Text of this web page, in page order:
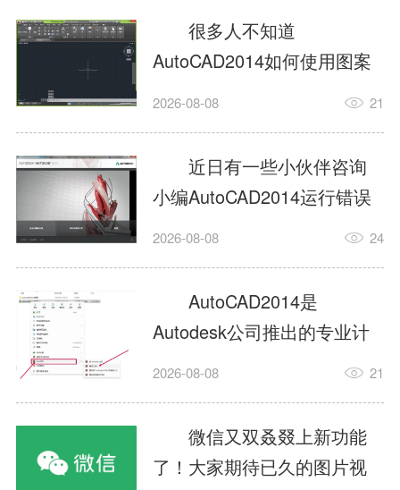
很多人不知道
AutoCAD2014如何使用图案
填充?今日为你们带来的文章
用图案填充的内容，还有不
清楚小伙伴和小编一起去学
习一下吧。1.打开
AutoCAD2014这款软件，进
入AutoCAD2014的操作界
面，如图所示：2.在该界面内
找到矩形选项，如图所示：3.
点击矩...
2026-08-08 21
近日有一些小伙伴咨询
小编AutoCAD2014运行错误
怎么办?下面就为大家带来了
办的解决方法，有需要的小
伙伴可以来了解了解哦。1.打
开控制面板，选择
AutodeskAutoCAD2014。2.
等AutodeskAutoCAD2014的
安装程序加载完毕。3.选择添
加/...
2026-08-08 24
AutoCAD2014是
Autodesk公司推出的专业计
算机辅助设计（CAD）软
子、建筑、服装等多个工程
与设计领域。作为行业标准
工具之一，它提供了强大的
2026-08-08 21
微信又双叒叕上新功能
了！大家期待已久的图片视